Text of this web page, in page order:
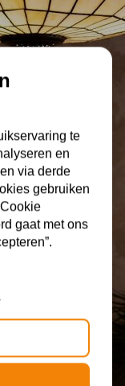
te
en
via derde
gebruiken
gaat met ons